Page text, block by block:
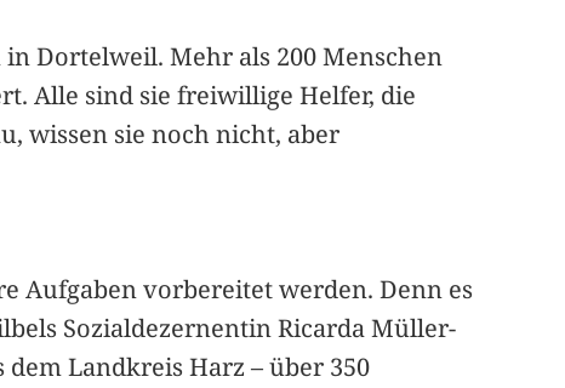
Dortelweil. Mehr als 200 Menschen
Alle sind sie freiwillige Helfer, die
wissen sie noch nicht, aber
Aufgaben vorbereitet werden. Denn es
Sozialdezernentin Ricarda Müller-
Landkreis Harz – über 350